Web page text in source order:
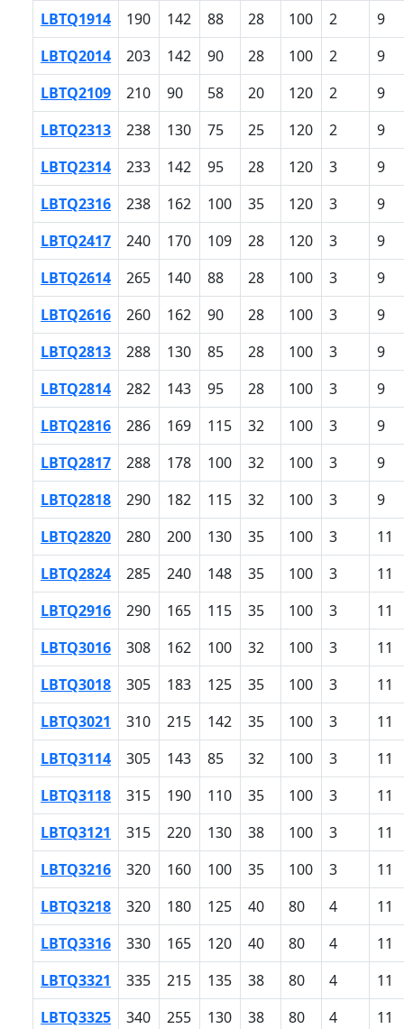
LBTQ1914 190 142 88 28 100 2
9
LBTQ2014
203 142 90 28 100 2
9
LBTQ2109
210 90 58 20 120 2
9
LBTQ2313
238 130 75 25 120 2
9
LBTQ2314
233 142 95 28 120 3
9
LBTQ2316
238 162 100 35 120 3
9
LBTQ2417
240 170 109 28 120 3
9
LBTQ2614
265 140 88 28 100 3
9
LBTQ2616
260 162 90 28 100 3
9
LBTQ2813
288 130 85 28 100 3
9
LBTQ2814
282 143 95 28 100 3
9
LBTQ2816
286 169 115 32 100 3
9
LBTQ2817
288 178 100 32 100 3
9
LBTQ2818
290 182 115 32 100 3
9
LBTQ2820
280 200 130 35 100 3
11
LBTQ2824
285 240 148 35 100 3
11
LBTQ2916
290 165 115 35 100 3
11
LBTQ3016
308 162 100 32 100 3
11
LBTQ3018
305 183 125 35 100 3
11
LBTQ3021
310 215 142 35 100 3
11
LBTQ3114
305 143 85 32 100 3
11
LBTQ3118
315 190 110 35 100 3
11
LBTQ3121
315 220 130 38 100 3
11
LBTQ3216
320 160 100 35 100 3
11
LBTQ3218
320 180 125 40 80 4
11
LBTQ3316
330 165 120 40 80 4
11
LBTQ3321
335 215 135 38 80 4
11
LBTQ3325
340 255 130 38 80 4
11